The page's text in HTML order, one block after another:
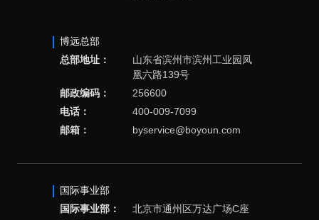
博远总部
总部地址：
山东省滨州市滨州工业园凤
凰六路139号
邮政编码：
256600
电话：
400-009-7099
邮箱：
byservice@boyoun.com
国际事业部
国际事业部：
北京市通州区万达广场C座